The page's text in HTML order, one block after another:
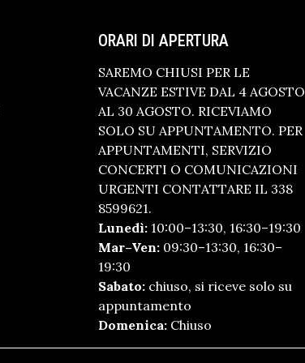
ORARI DI APERTURA
SAREMO CHIUSI PER LE
VACANZE ESTIVE DAL 4 AGOSTO
AL 30 AGOSTO. RICEVIAMO
SOLO SU APPUNTAMENTO. PER
APPUNTAMENTI, SERVIZIO
CONCERTI O COMUNICAZIONI
URGENTI CONTATTARE IL 338
8599621.
Lunedì: 10:00–13:30, 16:30–19:30
Mar–Ven: 09:30–13:30, 16:30–
19:30
Sabato: chiuso, si riceve solo su
appuntamento
Domenica: Chiuso